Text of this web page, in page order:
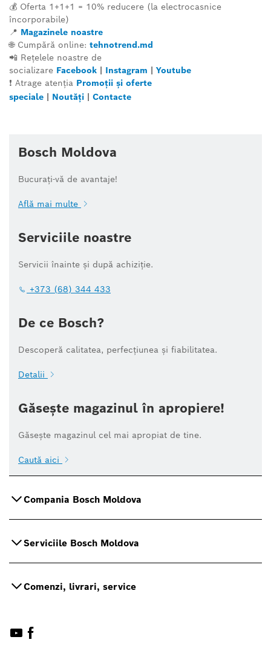
💰 Oferta 1+1+1 = 10% reducere (la electrocasnice
încorporabile)
📍 Magazinele noastre
🌐 Cumpără online: tehnotrend.md
📲 Rețelele noastre de
socializare Facebook | Instagram | Youtube
❗ Atrage atenția Promoții și oferte
speciale | Noutăți | Contacte
Bosch Moldova
Bucurați-vă de avantaje!
Află mai multe
Serviciile noastre
Servicii înainte și după achiziție.
+373 (68) 344 433
De ce Bosch?
Descoperă calitatea, perfecțiunea și fiabilitatea.
Detalii
Găsește magazinul în apropiere!
Găsește magazinul cel mai apropiat de tine.
Caută aici
Compania Bosch Moldova
Serviciile Bosch Moldova
Comenzi, livrari, service